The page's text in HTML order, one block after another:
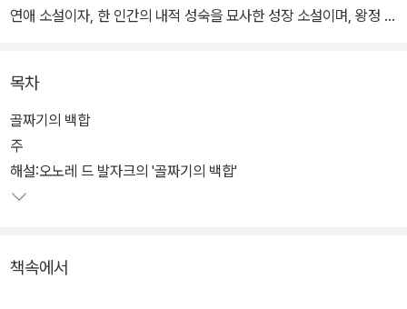
연애 소설이자, 한 인간의 내적 성숙을 묘사한 성장 소설이며, 왕정 복
펠릭스는 어린 시절과 청소년기에 억압받고 애정에 굶주렸었다. 그는
모르소프 부인을 보자 참을 수 없는 격정에 휩싸이고, 그녀에게 맹목
적인 사랑을 바치게 된다. 어린 시절 역시 불행했던 그녀도 동병상련
을 느끼며 마음의 문을 열고 그를 모성애로 감싼다. 하지만 펠릭스는
결국 플라토닉한 사랑으로 만족하지 못하고 본능적인 욕망에 못 이겨
사회에 나서는 펠릭스를 위해 모르소프 부인이 쓴 당부의 편지는 이
목차
골짜기의 백합
주
해설:오노레 드 발자크의 '골짜기의 백합'
책속에서